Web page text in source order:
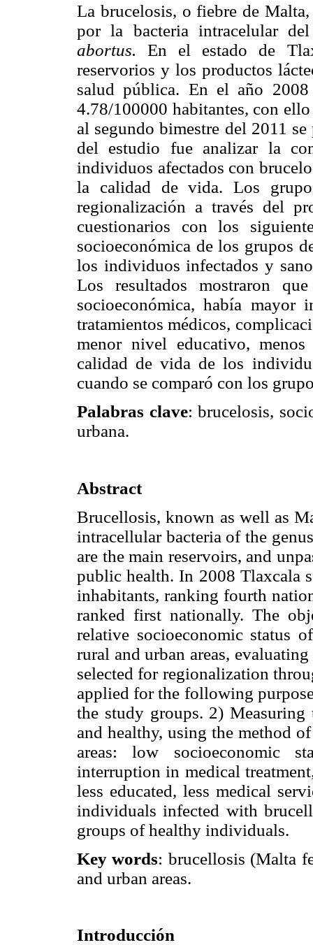
La brucelosis, o fiebre de
por la bacteria intracelular
abortus. En el estado de
reservorios y los productos
salud pública. En el año
4.78/100000 habitantes, con
al segundo bimestre del 2011
del estudio fue analizar la
individuos afectados con
la calidad de vida. Los
regionalización a través del
cuestionarios con los
socioeconómica de los grupos
los individuos infectados y
Los resultados mostraron
socioeconómica, había mayor
tratamientos médicos,
menor nivel educativo,
calidad de vida de los
cuando se comparó con los
Palabras clave: brucelosis,
urbana.
Abstract
Brucellosis, known as well as
intracellular bacteria of the
are the main reservoirs, and
public health. In 2008 Tlaxcala
inhabitants, ranking fourth
ranked first nationally. The
relative socioeconomic status
rural and urban areas,
selected for regionalization
applied for the following
the study groups. 2)
and healthy, using the method
areas: low socioeconomic
interruption in medical
less educated, less medical
individuals infected with
groups of healthy individuals.
Key words: brucellosis (Malta
and urban areas.
Introducción